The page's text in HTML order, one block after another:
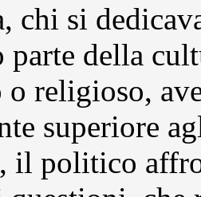
chi si
parte della
religioso,
superiore
il politico